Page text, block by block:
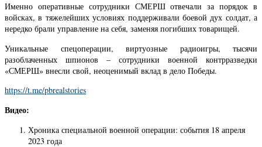
Именно оперативные сотрудники СМЕРШ отвечали за порядок в
войсках, в тяжелейших условиях поддерживали боевой дух солдат, а
нередко брали управление на себя, заменяя погибших товарищей.
Уникальные спецоперации, виртуозные радиоигры, тысячи
разоблаченных шпионов – сотрудники военной контрразведки
«СМЕРШ» внесли свой, неоценимый вклад в дело Победы.
https://t.me/pbrealstories
Видео:
Хроника специальной военной операции: события 18 апреля
2023 года